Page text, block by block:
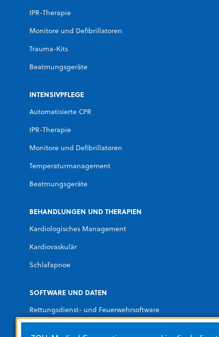
IPR-Therapie
Monitore und Defibrillatoren
Trauma-Kits
Beatmungsgeräte
INTENSIVPFLEGE
Automatisierte CPR
IPR-Therapie
Monitore und Defibrillatoren
Temperaturmanagement
Beatmungsgeräte
BEHANDLUNGEN UND THERAPIEN
Kardiologisches Management
Kardiovaskulär
Schlafapnoe
SOFTWARE UND DATEN
Rettungsdienst- und Feuerwehrsoftware